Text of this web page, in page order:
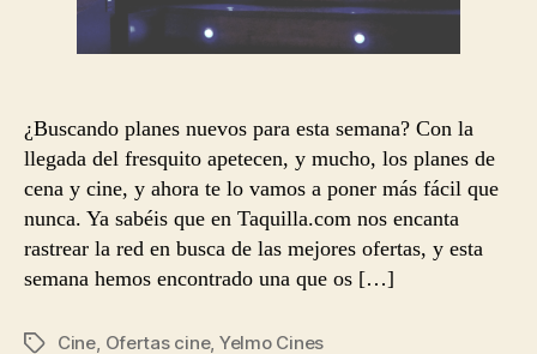
¿Buscando planes nuevos para esta semana? Con la
llegada del fresquito apetecen, y mucho, los planes de
cena y cine, y ahora te lo vamos a poner más fácil que
nunca. Ya sabéis que en Taquilla.com nos encanta
rastrear la red en busca de las mejores ofertas, y esta
semana hemos encontrado una que os […]
Etiquetas
Cine Ofertas cine, Yelmo Cines